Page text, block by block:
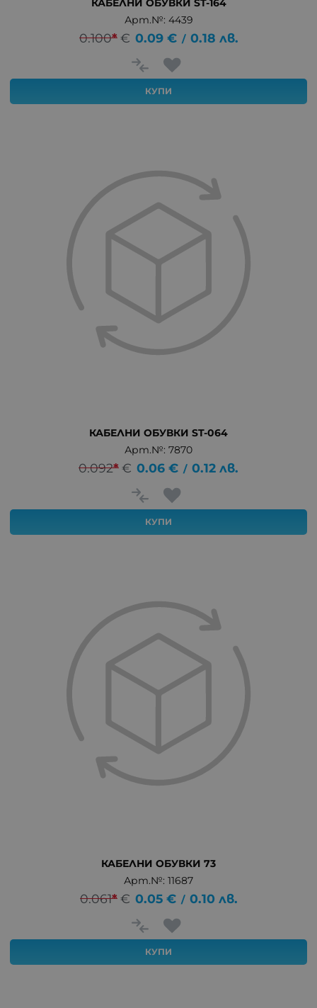
КАБЕЛНИ ОБУВКИ ST-164
Арт.№: 4439
0.100* € 0.09 € / 0.18 лв.
КУПИ
КАБЕЛНИ ОБУВКИ ST-064
Арт.№: 7870
0.092*€ 0.06 € / 0.12 лв.
КУПИ
КАБЕЛНИ ОБУВКИ 73
Арт.№: 11687
0.061* € 0.05 € / 0.10 лв.
КУПИ